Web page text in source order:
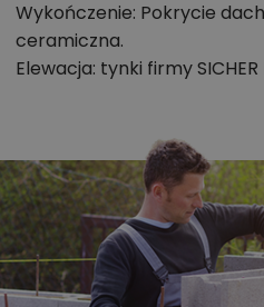
Wykończenie: Pokrycie
ceramiczna.
Elewacja: tynki firmy SICHER